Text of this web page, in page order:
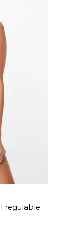
regulable